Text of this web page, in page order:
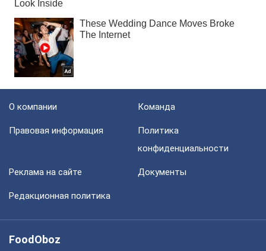
О компании Команда
Правовая информация
Политика
конфиденциальности
Реклама на сайте Документы
Редакционная политика
FoodOboz